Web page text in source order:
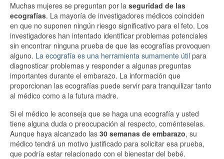
Muchas mujeres se preguntan por la seguridad de las
ecografías. La mayoría de investigadores médicos coinciden
en que no suponen ningún riesgo significativo para el feto. Los
investigadores han intentado identificar problemas potenciales
sin encontrar ninguna prueba de que las ecografías provoquen
alguno. La ecografía es una herramienta sumamente útil para
diagnosticar problemas y responder a algunas preguntas
importantes durante el embarazo. La información que
proporcionan las ecografías puede servir para tranquilizar tanto
al médico como a la futura madre.
Si el médico le aconseja que se haga una ecografía y usted
tiene alguna duda o preocupación al respecto, coménteselas.
Aunque haya alcanzado las 30 semanas de embarazo, su
médico tendrá un motivo justificado para solicitar esa prueba,
que podría estar relacionado con el bienestar del bebé.